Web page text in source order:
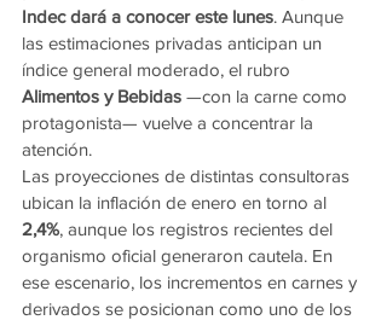
Indec dará a conocer este lunes. Aunque
las estimaciones privadas anticipan un
índice general moderado, el rubro
Alimentos y Bebidas —con la carne como
protagonista— vuelve a concentrar la
atención.
Las proyecciones de distintas consultoras
ubican la inflación de enero en torno al
2,4%, aunque los registros recientes del
organismo oficial generaron cautela. En
ese escenario, los incrementos en carnes y
derivados se posicionan como uno de los